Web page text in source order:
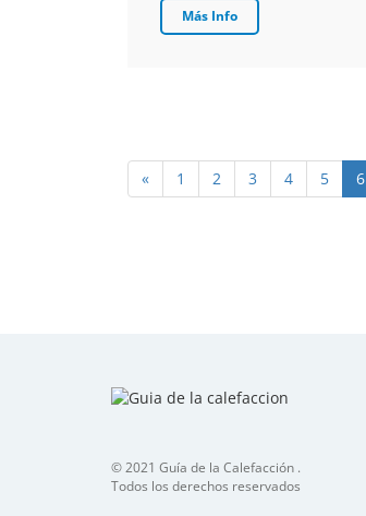
Más Info
« 1 2 3 4 5 6
© 2021 Guía de la Calefacción .
Todos los derechos reservados